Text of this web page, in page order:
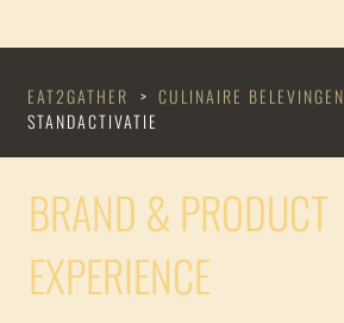
EAT2GATHER > CULINAIRE BELEVINGEN
STANDACTIVATIE
BRAND & PRODUCT
EXPERIENCE